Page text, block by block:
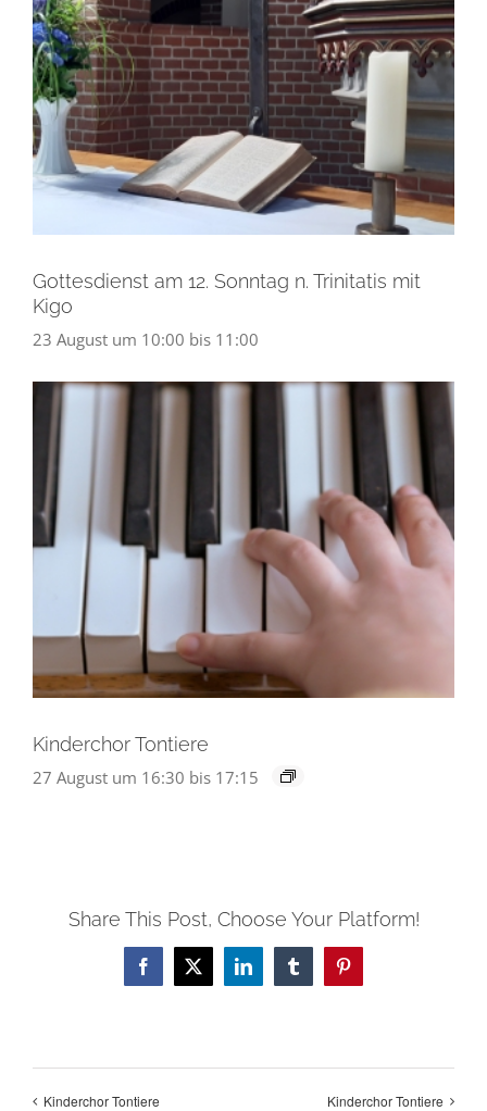
Gottesdienst am 12. Sonntag n. Trinitatis mit
Kigo
23 August um 10:00 bis 11:00
Kinderchor Tontiere
27 August um 16:30 bis 17:15
Share This Post, Choose Your Platform!
Facebook
X LinkedInTumblrPinterest
Kinderchor Tontiere Kinderchor Tontiere